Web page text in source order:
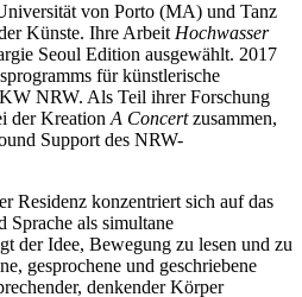
von Porto (MA) und Tanz
Künste. Ihre Arbeit Hochwasser
Seoul Edition ausgewählt. 2017
für künstlerische
NRW. Als Teil ihrer Forschung
der Kreation A Concertzusammen,
Support des NRW-
Residenz konzentriert sich auf das
Sprache als simultane
der Idee, Bewegung zu lesen und zu
gesprochene und geschriebene
denkender Körper